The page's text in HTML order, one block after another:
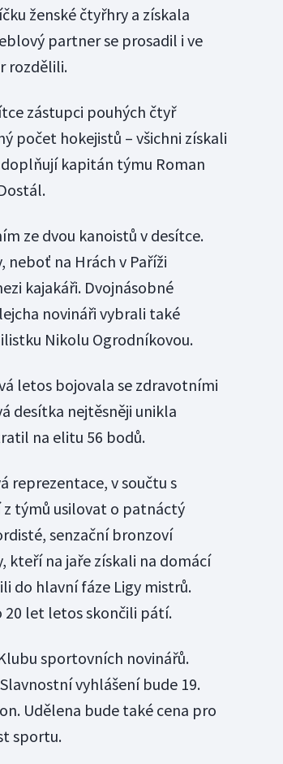
ženské čtyřhry a získala
partner se prosadil i ve
rozdělili.
zástupci pouhých čtyř
počet hokejistů – všichni získali
kapitán týmu Roman
ze dvou kanoistů v desítce.
na Hrách v Paříži
kajakáři. Dvojnásobné
novináři vybrali také
Nikolu Ogrodníkovou.
letos bojovala se zdravotními
desítka nejtěsněji unikla
na elitu 56 bodů.
reprezentace, v součtu s
z týmů usilovat o patnáctý
senzační bronzoví
kteří na jaře získali na domácí
do hlavní fáze Ligy mistrů.
20 let letos skončili pátí.
sportovních novinářů.
vyhlášení bude 19.
Udělena bude také cena pro
sportu.